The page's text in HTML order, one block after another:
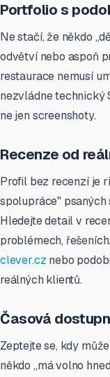
Portfolio s
Ne stačí, že někdo
odvětví nebo aspoň
restaurace nemusí
nezvládne technický
ne jen screenshoty.
Recenze od
Profil bez recenzí je
spolupráce"
Hledejte detail v
problémech,
clever.cz nebo
reálných klientů.
Časová
Zeptejte se, kdy
někdo „má volno